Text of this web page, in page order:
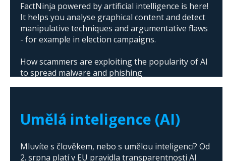
FactNinja powered by artificial intelligence is here!
It helps you analyse graphical content and detect
manipulative techniques and argumentative flaws
- for example in election campaigns.
How scammers are exploiting the popularity of AI
to spread malware and phishing
Umělá inteligence (AI)
Mluvíte s člověkem, nebo s umělou inteligencí? Od
2. srpna platí v EU pravidla transparentnosti AI